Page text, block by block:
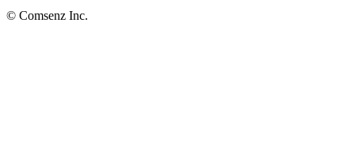
© Comsenz Inc.